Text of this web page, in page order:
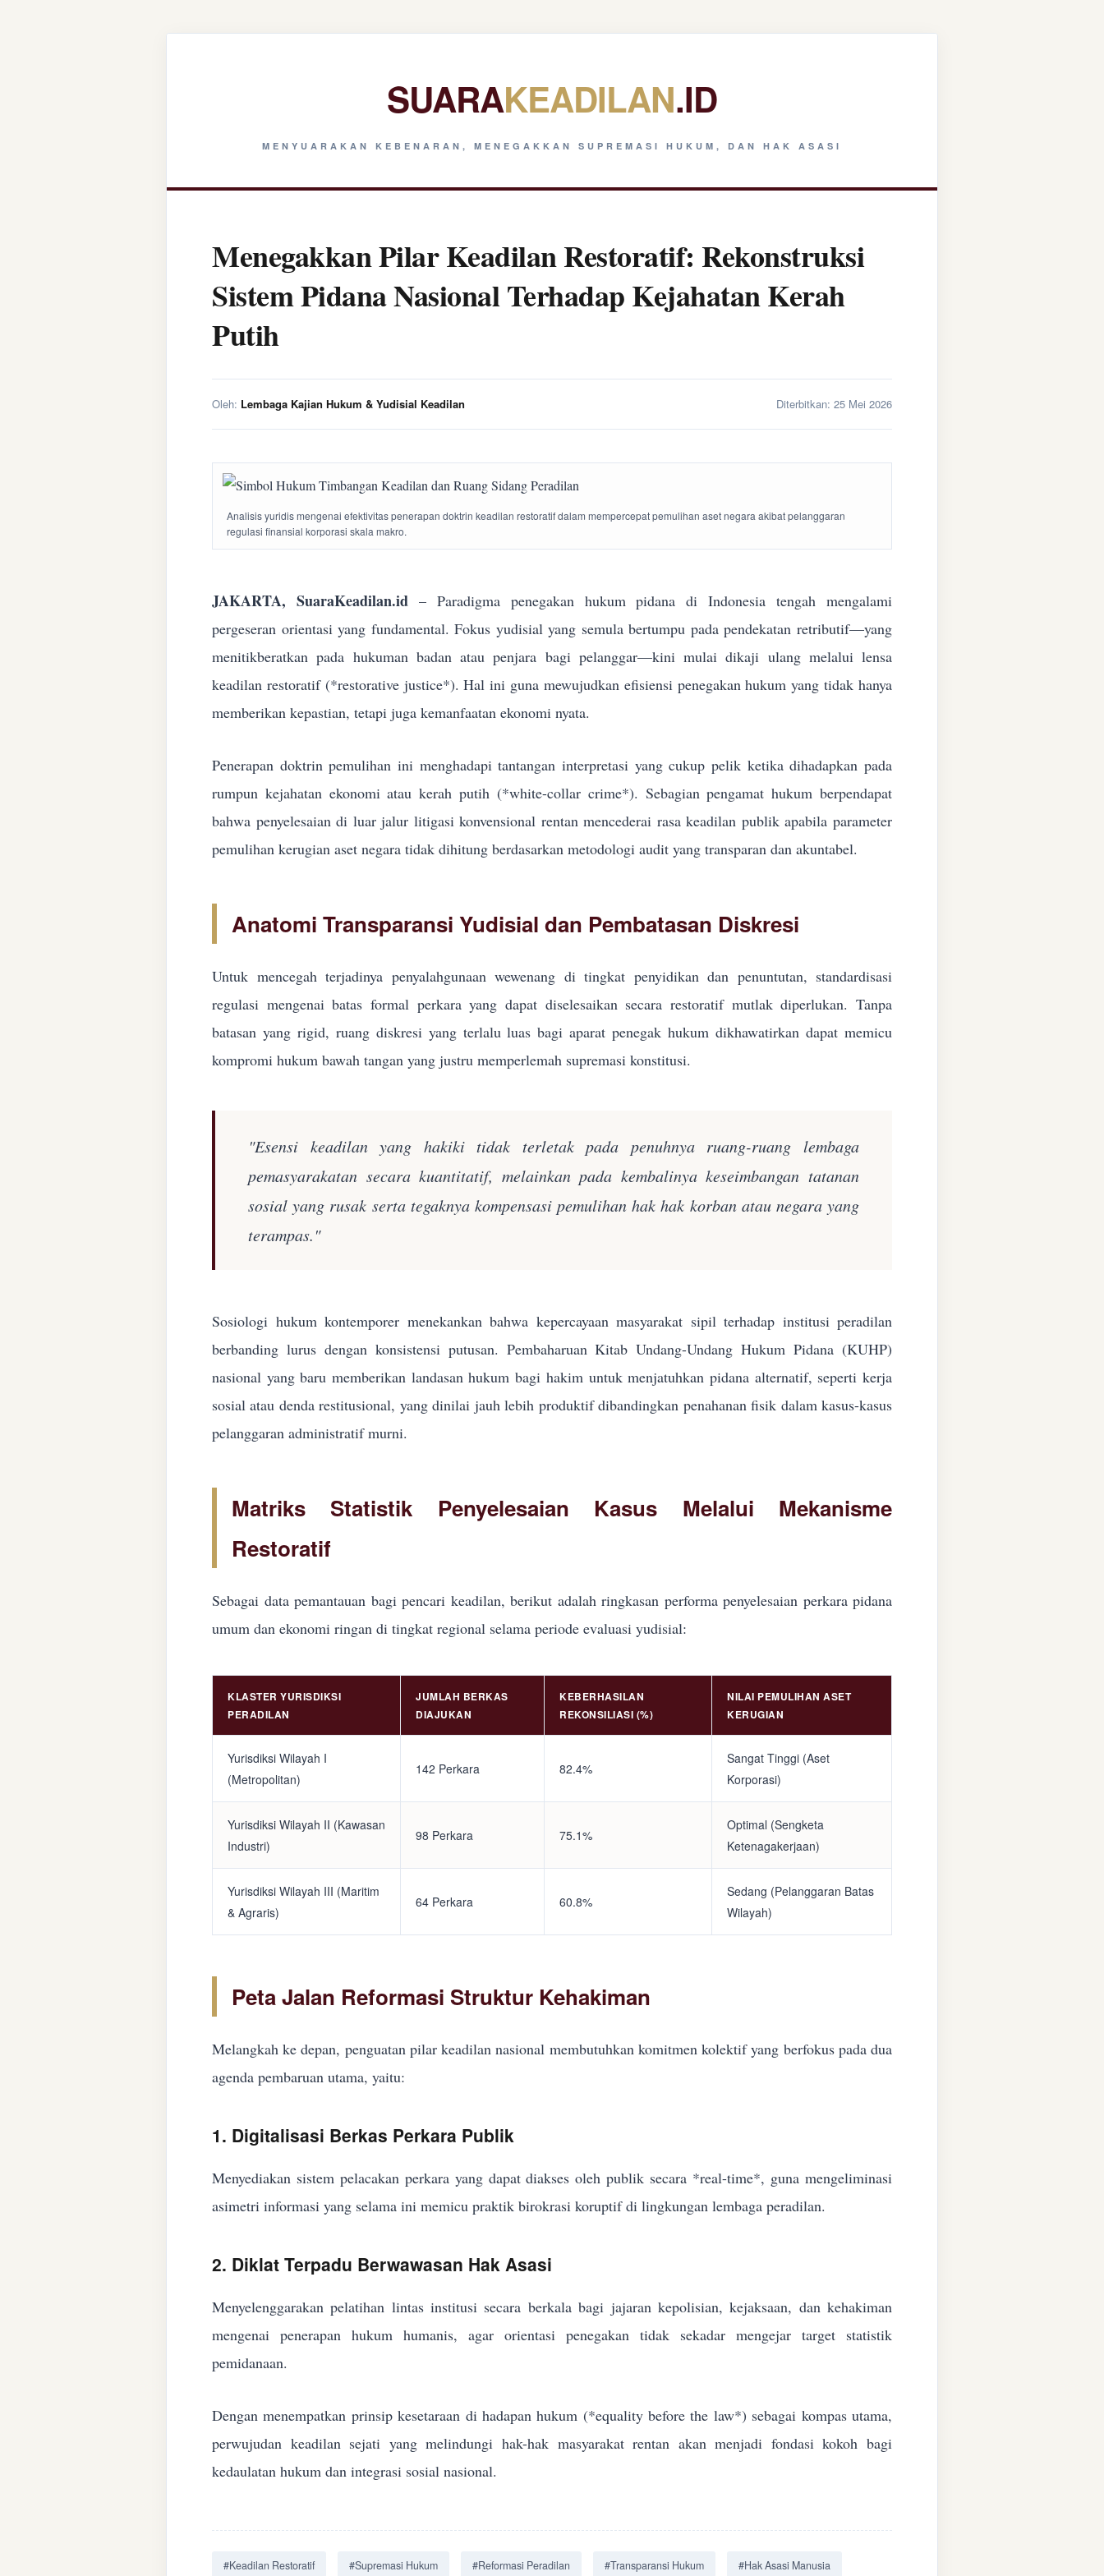
SUARAKEADILAN.ID
MENYUARAKAN KEBENARAN, MENEGAKKAN SUPREMASI HUKUM, DAN HAK ASASI
Menegakkan Pilar Keadilan Restoratif: Rekonstruksi
Sistem Pidana Nasional Terhadap Kejahatan Kerah
Putih
Oleh: Lembaga Kajian Hukum & Yudisial Keadilan Diterbitkan: 25 Mei 2026
Analisis yuridis mengenai efektivitas penerapan doktrin keadilan restoratif dalam mempercepat pemulihan aset negara akibat pelanggaran
regulasi finansial korporasi skala makro.
JAKARTA, SuaraKeadilan.id– Paradigma penegakan hukum pidana di Indonesia tengah mengalami
pergeseran orientasi yang fundamental. Fokus yudisial yang semula bertumpu pada pendekatan retributif—yang
menitikberatkan pada hukuman badan atau penjara bagi pelanggar—kini mulai dikaji ulang melalui lensa
keadilan restoratif (*restorative justice*). Hal ini guna mewujudkan efisiensi penegakan hukum yang tidak hanya
memberikan kepastian, tetapi juga kemanfaatan ekonomi nyata.
Penerapan doktrin pemulihan ini menghadapi tantangan interpretasi yang cukup pelik ketika dihadapkan pada
rumpun kejahatan ekonomi atau kerah putih (*white-collar crime*). Sebagian pengamat hukum berpendapat
bahwa penyelesaian di luar jalur litigasi konvensional rentan mencederai rasa keadilan publik apabila parameter
pemulihan kerugian aset negara tidak dihitung berdasarkan metodologi audit yang transparan dan akuntabel.
Anatomi Transparansi Yudisial dan Pembatasan Diskresi
Untuk mencegah terjadinya penyalahgunaan wewenang di tingkat penyidikan dan penuntutan, standardisasi
regulasi mengenai batas formal perkara yang dapat diselesaikan secara restoratif mutlak diperlukan. Tanpa
batasan yang rigid, ruang diskresi yang terlalu luas bagi aparat penegak hukum dikhawatirkan dapat memicu
kompromi hukum bawah tangan yang justru memperlemah supremasi konstitusi.
"Esensi keadilan yang hakiki tidak terletak pada penuhnya ruang-ruang lembaga
pemasyarakatan secara kuantitatif, melainkan pada kembalinya keseimbangan tatanan
sosial yang rusak serta tegaknya kompensasi pemulihan hak hak korban atau negara yang
terampas."
Sosiologi hukum kontemporer menekankan bahwa kepercayaan masyarakat sipil terhadap institusi peradilan
berbanding lurus dengan konsistensi putusan. Pembaharuan Kitab Undang-Undang Hukum Pidana (KUHP)
nasional yang baru memberikan landasan hukum bagi hakim untuk menjatuhkan pidana alternatif, seperti kerja
sosial atau denda restitusional, yang dinilai jauh lebih produktif dibandingkan penahanan fisik dalam kasus-kasus
pelanggaran administratif murni.
Matriks Statistik Penyelesaian Kasus Melalui Mekanisme
Restoratif
Sebagai data pemantauan bagi pencari keadilan, berikut adalah ringkasan performa penyelesaian perkara pidana
umum dan ekonomi ringan di tingkat regional selama periode evaluasi yudisial:
KLASTER YURISDIKSI
PERADILAN
JUMLAH BERKAS
DIAJUKAN
KEBERHASILAN
REKONSILIASI (%)
NILAI PEMULIHAN ASET
KERUGIAN
Yurisdiksi Wilayah I
(Metropolitan)
142 Perkara 82.4%
Sangat Tinggi (Aset
Korporasi)
Yurisdiksi Wilayah II (Kawasan
Industri)
98 Perkara 75.1%
Optimal (Sengketa
Ketenagakerjaan)
Yurisdiksi Wilayah III (Maritim
& Agraris)
64 Perkara 60.8%
Sedang (Pelanggaran Batas
Wilayah)
Peta Jalan Reformasi Struktur Kehakiman
Melangkah ke depan, penguatan pilar keadilan nasional membutuhkan komitmen kolektif yang berfokus pada dua
agenda pembaruan utama, yaitu:
1. Digitalisasi Berkas Perkara Publik
Menyediakan sistem pelacakan perkara yang dapat diakses oleh publik secara *real-time*, guna mengeliminasi
asimetri informasi yang selama ini memicu praktik birokrasi koruptif di lingkungan lembaga peradilan.
2. Diklat Terpadu Berwawasan Hak Asasi
Menyelenggarakan pelatihan lintas institusi secara berkala bagi jajaran kepolisian, kejaksaan, dan kehakiman
mengenai penerapan hukum humanis, agar orientasi penegakan tidak sekadar mengejar target statistik
pemidanaan.
Dengan menempatkan prinsip kesetaraan di hadapan hukum (*equality before the law*) sebagai kompas utama,
perwujudan keadilan sejati yang melindungi hak-hak masyarakat rentan akan menjadi fondasi kokoh bagi
kedaulatan hukum dan integrasi sosial nasional.
#Keadilan Restoratif #Supremasi Hukum #Reformasi Peradilan #Transparansi Hukum #Hak Asasi Manusia